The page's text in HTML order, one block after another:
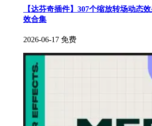
【达芬奇插件】307个缩放转场动态
效合集
2026-06-17 免费